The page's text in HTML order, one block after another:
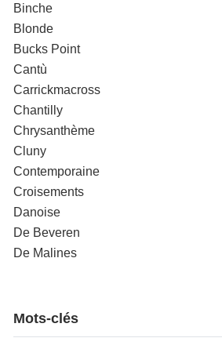
Binche
Blonde
Bucks Point
Cantù
Carrickmacross
Chantilly
Chrysanthème
Cluny
Contemporaine
Croisements
Danoise
De Beveren
De Malines
Mots-clés